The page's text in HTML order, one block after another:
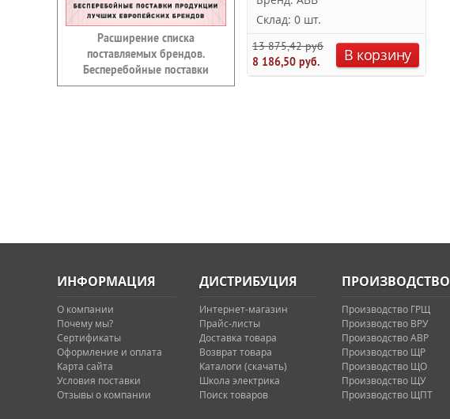
Расширение списка
поставляемых брендов.
Бесперебойные поставки
Склад: 0 шт.
13 875,42 руб.
8 186,50 руб.
В корзину
ИНФОРМАЦИЯ
О компании
Почему мы?
Сертификаты
Оформление и оплата
Карта сайта
Условия поставки
Отзывы о компании
ДИСТРИБУЦИЯ
Интернет-магазин
Прайс-листы
Доставка товара
Возврат товара
Каталоги (скачать)
Школа электрика
Поиск товаров
ПРОИЗВОДСТВО
Производство ГРЩ
Производство ВРУ
Производство АВР
Производство ЩР
Производство ЩО
Производство ЩУ
Производство ЩПТ